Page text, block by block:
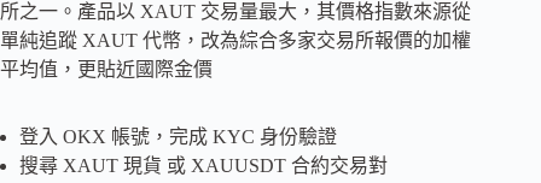
所之一。產品以 XAUT 交易量最大，其價格指數來源從
單純追蹤 XAUT 代幣，改為綜合多家交易所報價的加權
平均值，更貼近國際金價
登入 OKX 帳號，完成 KYC 身份驗證
搜尋 XAUT 現貨 或 XAUUSDT 合約交易對